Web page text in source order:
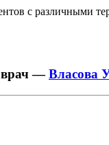
с различными
врач —Власова